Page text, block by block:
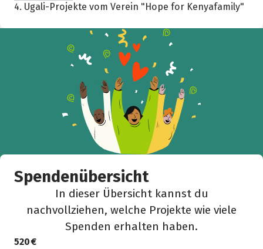
4. Ugali-Projekte vom Verein "Hope for Kenyafamily"
Spendenübersicht
In dieser Übersicht kannst du
nachvollziehen, welche Projekte wie viele
Spenden erhalten haben.
520 €